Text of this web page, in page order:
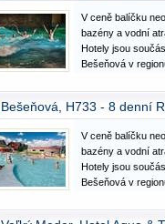
V ceně balíčku
bazény a vodní
Hotely jsou
Bešeňová v
Liptovská Mara,
Vybavení a
Bešeňová, H733 - 8 denní
V ceně balíčku
bazény a vodní
Hotely jsou
Bešeňová v
Liptovská Mara,